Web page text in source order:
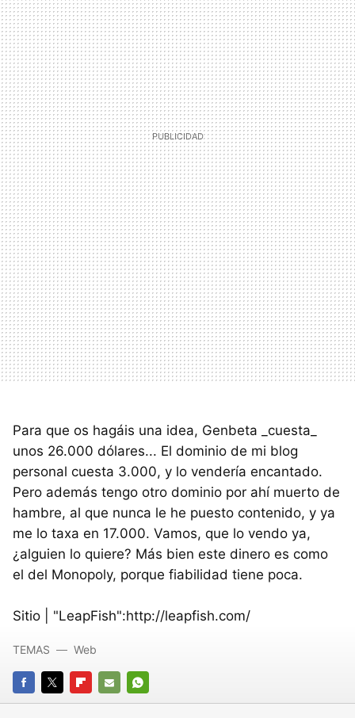
Para que os hagáis una idea, Genbeta _cuesta_
unos 26.000 dólares... El dominio de mi blog
personal cuesta 3.000, y lo vendería encantado.
Pero además tengo otro dominio por ahí muerto de
hambre, al que nunca le he puesto contenido, y ya
me lo taxa en 17.000. Vamos, que lo vendo ya,
¿alguien lo quiere? Más bien este dinero es como
el del Monopoly, porque fiabilidad tiene poca.
Sitio | "LeapFish":http://leapfish.com/
FACEBOOK
TWITTERFLIPBOARD
E- WHATSAPP
TEMAS Web